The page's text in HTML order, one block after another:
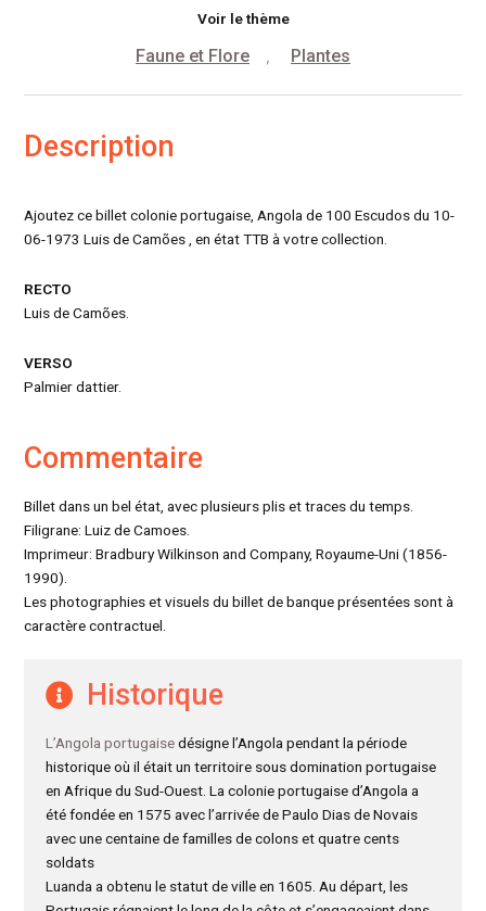
Voir le thème
Faune et Flore , Plantes
Description
Ajoutez ce billet colonie portugaise, Angola de 100 Escudos du 10-
06-1973 Luis de Camões , en état TTB à votre collection.
RECTO
Luis de Camões.
VERSO
Palmier dattier.
Commentaire
Billet dans un bel état, avec plusieurs plis et traces du temps.
Filigrane: Luiz de Camoes.
Imprimeur: Bradbury Wilkinson and Company, Royaume-Uni (1856-
1990).
Les photographies et visuels du billet de banque présentées sont à
caractère contractuel.
Historique
L’Angola portugaisedésigne l’Angola pendant la période
historique où il était un territoire sous domination portugaise
en Afrique du Sud-Ouest. La colonie portugaise d’Angola a
été fondée en 1575 avec l’arrivée de Paulo Dias de Novais
avec une centaine de familles de colons et quatre cents
soldats
Luanda a obtenu le statut de ville en 1605. Au départ, les